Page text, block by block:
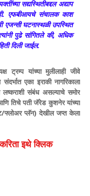
सद्यस्थितीबद्दल अद्याप
एफबीआयचे संचालक काश
एजन्सी घटनास्थळी उपस्थित
पुढे सांगितले की, अधिक
दिली जाईल.
ट्रम्प यांच्या मुलीलाही जीवे
एका इराकी नागरिकाला
लष्कराशी संबंध असल्याचे समोर
तिचे पती जॅरेड कुशनेर यांच्या
फ्लोअर प्लॅन) देखील जप्त केला
इथे क्लिक